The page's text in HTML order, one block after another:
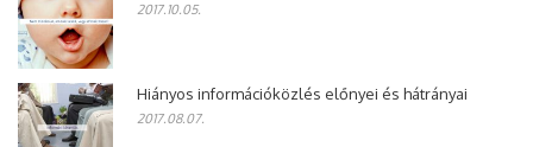
2017.10.05.
Hiányos információközlés előnyei és hátrányai
2017.08.07.